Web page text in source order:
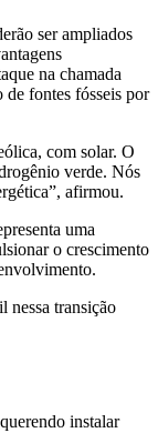
ser ampliados
na chamada
fontes fósseis por
com solar. O
verde. Nós
afirmou.
uma
o crescimento
nessa transição
instalar